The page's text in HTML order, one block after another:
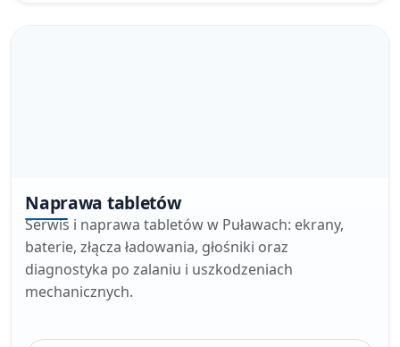
Naprawa tabletów
Serwis i naprawa tabletów w Puławach: ekrany,
baterie, złącza ładowania, głośniki oraz
diagnostyka po zalaniu i uszkodzeniach
mechanicznych.